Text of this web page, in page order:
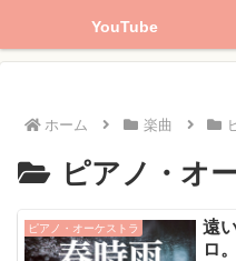
YouTube
ホーム 楽曲
ピアノ・オ
ピアノ・オーケストラ
遠
ロ